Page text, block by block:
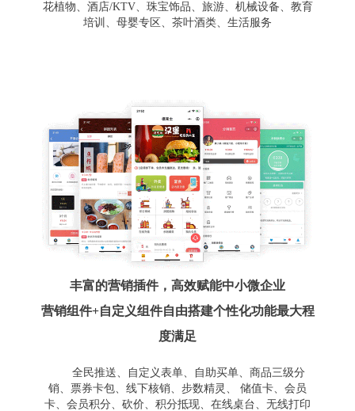
花植物、酒店/KTV、珠宝饰品、旅游、机械设备、教育
培训、母婴专区、茶叶酒类、生活服务
丰富的营销插件，高效赋能中小微企业
营销组件+自定义组件自由搭建个性化功能最大程
度满足
全民推送、自定义表单、自助买单、商品三级分
销、票券卡包、线下核销、步数精灵、 储值卡、会员
卡、会员积分、砍价、积分抵现、在线桌台、无线打印